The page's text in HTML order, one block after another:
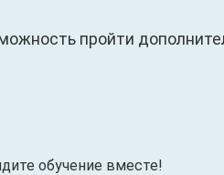
пройти
обучение вместе!